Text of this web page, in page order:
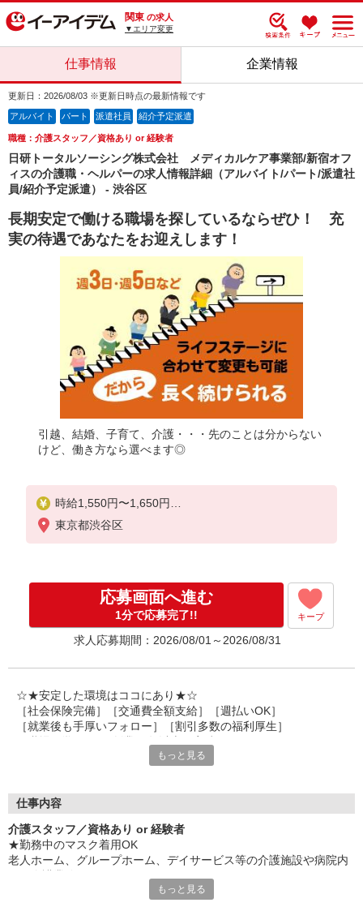
関東 の求人
▼エリア変更
仕事情報 企業情報
更新日：2026/08/03 ※更新日時点の最新情報です
アルバイト パート 派遣社員 紹介予定派遣
職種：介護スタッフ／資格あり or 経験者
日研トータルソーシング株式会社 メディカルケア事業部/新宿オフ
ィスの介護職・ヘルパーの求人情報詳細（アルバイト/パート/派遣社
員/紹介予定派遣） - 渋谷区
長期安定で働ける職場を探しているならぜひ！ 充
実の待遇であなたをお迎えします！
引越、結婚、子育て、介護・・・先のことは分からない
けど、働き方なら選べます◎
時給1,550円〜1,650円
◆無資格・経験者：時給1,550円〜
◆介護福祉士・経験者：時給1,650円〜
※経験者は3ヶ月以上
※給与幅は経験・能力による
東京都渋谷区
応募画面へ進む
1分で応募完了!! キープ
求人応募期間：2026/08/01～2026/08/31
☆★安定した環境はココにあり★☆
［社会保険完備］［交通費全額支給］［週払いOK］
［就業後も手厚いフォロー］［割引多数の福利厚生］
など、安心して長く続けられる待遇が目白押し！
「せっかく働くならキャリアアップを目指したい」
☆★必要な資格や経験は？★☆
□ 介護職員初任者研修以上
ブランクがあってもしっかりフォローします！
もっと見る
仕事内容
介護スタッフ／資格あり or 経験者
★勤務中のマスク着用OK
老人ホーム、グループホーム、デイサービス等の介護施設や病院内
もっと見る